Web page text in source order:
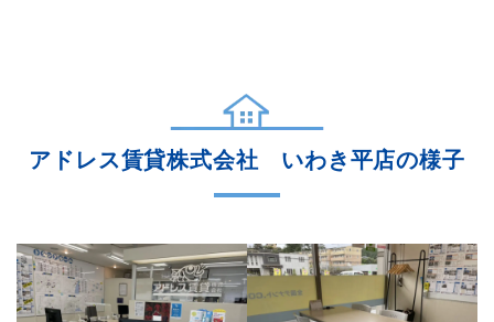
2．個人情報保護に関する責任者
3．個人情報の利用目的の公表に関する事項
アドレス賃貸株式会社 いわき平店の様子